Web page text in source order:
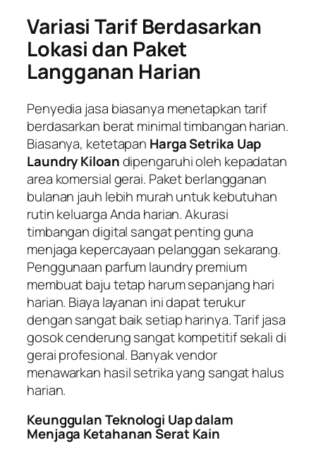
Variasi Tarif Berdasarkan
Lokasi dan Paket
Langganan Harian
Penyedia jasa biasanya menetapkan tarif
berdasarkan berat minimal timbangan harian.
Biasanya, ketetapan Harga Setrika Uap
Laundry Kiloandipengaruhi oleh kepadatan
area komersial gerai. Paket berlangganan
bulanan jauh lebih murah untuk kebutuhan
rutin keluarga Anda harian. Akurasi
timbangan digital sangat penting guna
menjaga kepercayaan pelanggan sekarang.
Penggunaan parfum laundry premium
membuat baju tetap harum sepanjang hari
harian. Biaya layanan ini dapat terukur
dengan sangat baik setiap harinya. Tarif jasa
gosok cenderung sangat kompetitif sekali di
gerai profesional. Banyak vendor
menawarkan hasil setrika yang sangat halus
harian.
Keunggulan Teknologi Uap dalam
Menjaga Ketahanan Serat Kain